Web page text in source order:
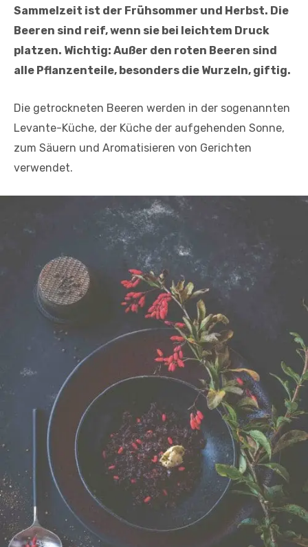
Sammelzeit ist der Frühsommer und Herbst. Die
Beeren sind reif, wenn sie bei leichtem Druck
platzen. Wichtig: Außer den roten Beeren sind
alle Pflanzenteile, besonders die Wurzeln, giftig.
Die getrockneten Beeren werden in der sogenannten
Levante-Küche, der Küche der aufgehenden Sonne,
zum Säuern und Aromatisieren von Gerichten
verwendet.